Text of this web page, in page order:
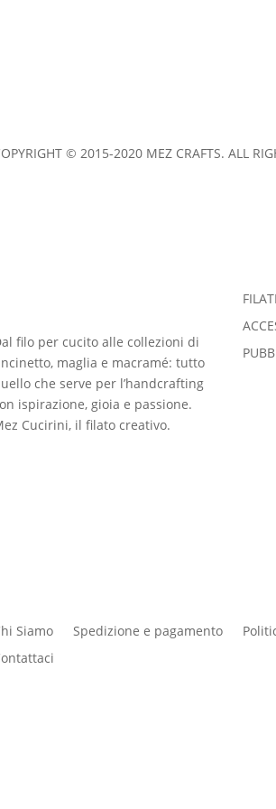
© 2015-2020 MEZ CRAFTS. ALL
filo per cucito alle collezioni di
maglia e macramé: tutto
che serve per l’handcrafting
ispirazione, gioia e passione.
Cucirini, il filato creativo.
FILATI
Siamo Spedizione e pagamento